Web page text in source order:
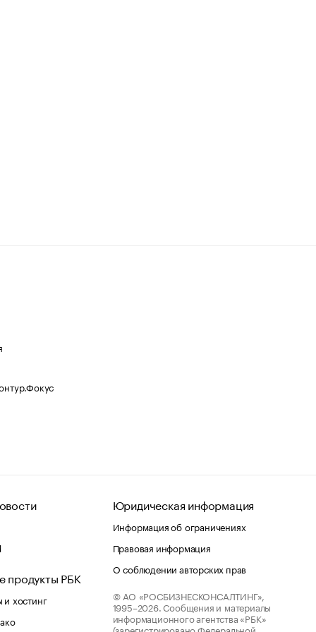
продукты РБК
хостинг
Юридическая информация
Информация об ограничениях
Правовая информация
О соблюдении авторских прав
© АО «РОСБИЗНЕСКОНСАЛТИНГ»,
1995–2026. Сообщения и материалы
информационного агентства «РБК»
(зарегистрировано Федеральной